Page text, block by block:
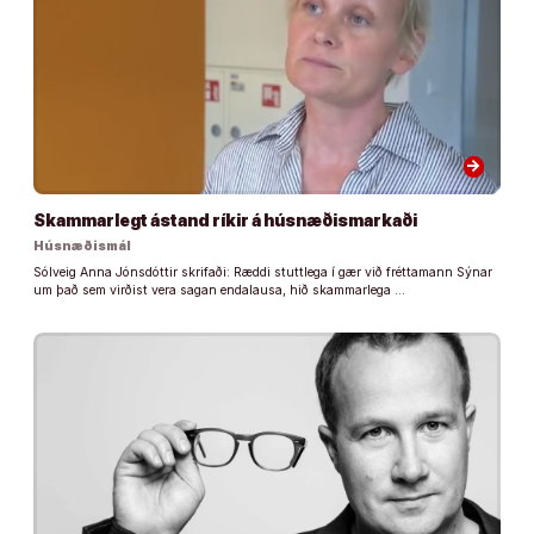
arrow_forward
Skammarlegt ástand ríkir á húsnæðismarkaði
Húsnæðismál
Sólveig Anna Jónsdóttir skrifaði: Ræddi stuttlega í gær við fréttamann Sýnar
um það sem virðist vera sagan endalausa, hið skammarlega …